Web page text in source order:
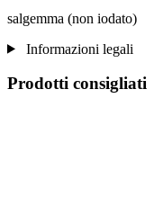
salgemma (non iodato)
Informazioni legali
Prodotti consigliati